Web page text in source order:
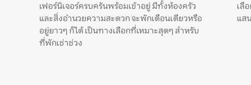
เฟอร์นิเจอร์ครบครันพร้อมเข้าอยู่ มีทั้งห้องครัว
และสิ่งอำนวยความสะดวก จะพักเดือนเดียวหรือ
อยู่ยาวๆ ก็ได้ เป็นทางเลือกที่เหมาะสุดๆ สำหรับ
ที่พักเช่าช่วง
เลื
แส